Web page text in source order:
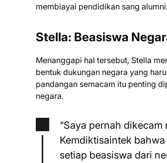
membiayai pendidikan sang
Stella: Beasiswa
Menanggapi hal tersebut, Stella
bentuk dukungan negara yang
pandangan semacam itu penting
negara.
“Saya pernah
Kemdiktisaintek
setiap beasiswa dari